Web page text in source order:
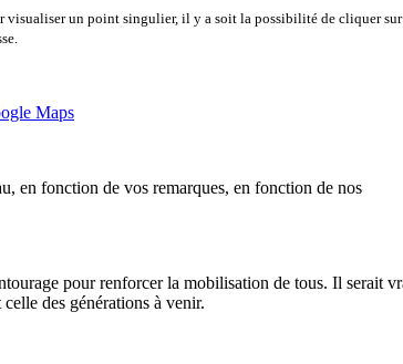
visualiser un point singulier, il y a soit la possibilité de cliquer
en fonction de vos remarques, en fonction de nos
pour renforcer la mobilisation de tous. Il serait
des générations à venir.